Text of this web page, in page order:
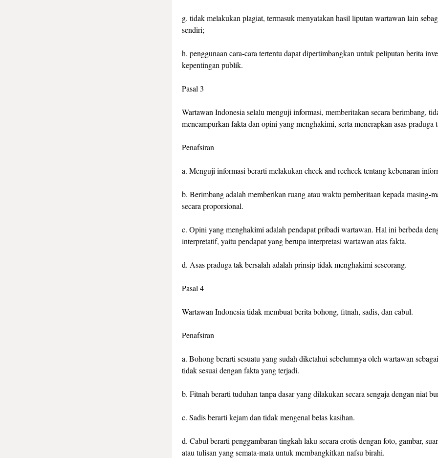
g. tidak melakukan plagiat, termasuk menyatakan hasil liputan wartawan lain
sendiri;
h. penggunaan cara-cara tertentu dapat dipertimbangkan untuk peliputan berita
kepentingan publik.
Pasal 3
Wartawan Indonesia selalu menguji informasi, memberitakan secara berimbang,
mencampurkan fakta dan opini yang menghakimi, serta menerapkan asas praduga
Penafsiran
a. Menguji informasi berarti melakukan check and recheck tentang kebenaran
b. Berimbang adalah memberikan ruang atau waktu pemberitaan kepada masing-
secara proporsional.
c. Opini yang menghakimi adalah pendapat pribadi wartawan. Hal ini berbeda
interpretatif, yaitu pendapat yang berupa interpretasi wartawan atas fakta.
d. Asas praduga tak bersalah adalah prinsip tidak menghakimi seseorang.
Pasal 4
Wartawan Indonesia tidak membuat berita bohong, fitnah, sadis, dan cabul.
Penafsiran
a. Bohong berarti sesuatu yang sudah diketahui sebelumnya oleh wartawan
tidak sesuai dengan fakta yang terjadi.
b. Fitnah berarti tuduhan tanpa dasar yang dilakukan secara sengaja dengan niat
c. Sadis berarti kejam dan tidak mengenal belas kasihan.
d. Cabul berarti penggambaran tingkah laku secara erotis dengan foto, gambar,
atau tulisan yang semata-mata untuk membangkitkan nafsu birahi.